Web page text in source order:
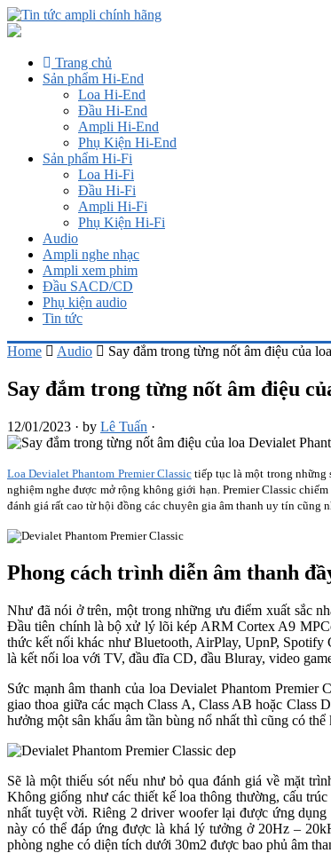
Trang chủ
Sản phẩm Hi-End
Loa Hi-End
Đầu Hi-End
Ampli Hi-End
Phụ Kiện Hi-End
Sản phẩm Hi-Fi
Loa Hi-Fi
Đầu Hi-Fi
Ampli Hi-Fi
Phụ Kiện Hi-Fi
Audio
Ampli nghe nhạc
Ampli xem phim
Đầu SACD/CD
Phụ kiện audio
Tin tức
Home Audio Say đắm trong từng nốt âm điệu của
Say đắm trong từng nốt âm điệu
12/01/2023 · by Lê Tuấn ·
Loa Devialet Phantom Premier Classictiếp tục là một trong những
nghiệm nghe được mở rộng không giới hạn. Premier Classic
đánh giá rất cao từ hội đồng các chuyên gia âm thanh uy tín cũng
Phong cách trình diễn âm thanh
Như đã nói ở trên, một trong những ưu điểm xuất sắc
Đầu tiên chính là bộ xử lý lõi kép ARM Cortex A9
thức kết nối khác như Bluetooth, AirPlay, UpnP,
là kết nối loa với TV, đầu đĩa CD, đầu Bluray, video
Sức mạnh âm thanh của loa Devialet Phantom
giao thoa giữa các mạch Class A, Class AB hoặc
hưởng một sân khấu âm tần bùng nổ nhất thì cũng có
Sẽ là một thiếu sót nếu như bỏ qua đánh giá về mặt
Không giống như các thiết kế loa thông thường, cấu
nhất tuyệt vời. Riêng 2 driver woofer lại được ứng dụng
này có thể đáp ứng được là khá lý tưởng ở 20Hz –
phòng nghe có diện tích dưới 30m2 được bao phủ âm